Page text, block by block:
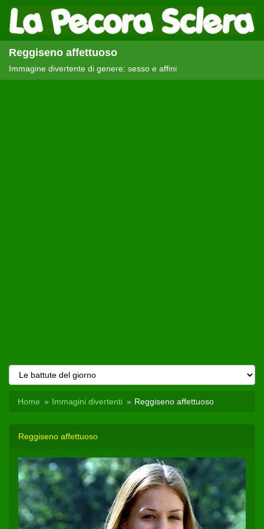
Reggiseno affettuoso
Immagine divertente di genere: sesso e affini
Home Immagini divertenti Reggiseno affettuoso
Reggiseno affettuoso